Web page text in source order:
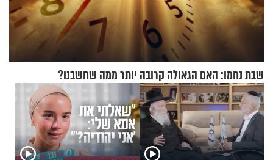
שבת נחמו: האם הגאולה קרובה יותר ממה שחשבנו?